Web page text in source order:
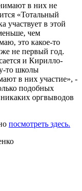
в них не
«Тотальный
участвует в этой
чем
это какое-то
не первый год.
и Кирилло-
то школы
в них участие», -
подобных
оргвыводов
посмотреть здесь.